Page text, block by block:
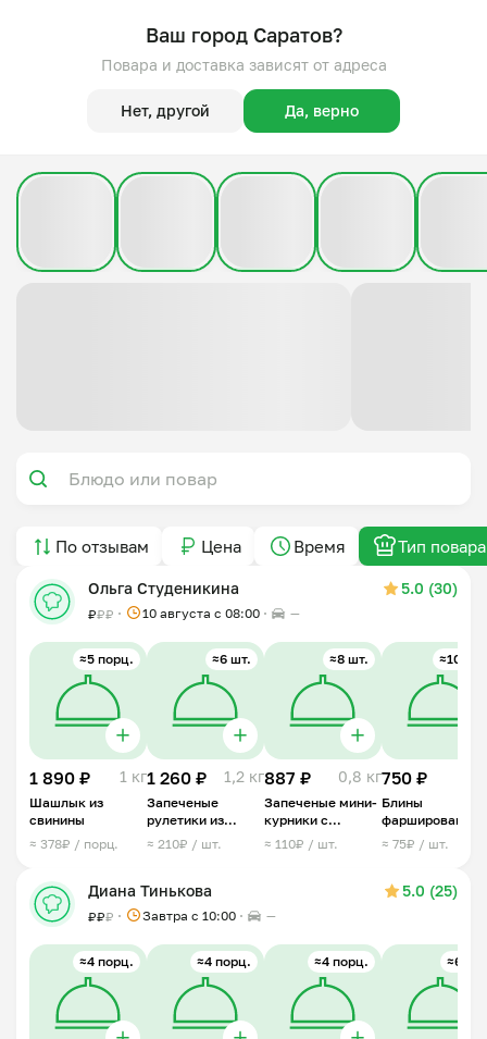
Ваш город Саратов?
Повара и доставка зависят от адреса
Нет, другой Да, верно
По отзывам Цена Время Тип повара
Ольга Студеникина 5.0 (30)
₽₽₽ 10 августа с 08:00 —
≈5 порц.
1 890 ₽ 1 кг
Шашлык из
свинины
≈ 378₽ / порц.
≈6 шт.
1 260 ₽ 1,2 кг
Запеченые
рулетики из
свинины
≈ 210₽ / шт.
≈8 шт.
887 ₽ 0,8 кг
Запеченые мини-
курники с
курицей
≈ 110₽ / шт.
≈10 шт.
750 ₽
Блины
фаршированные
мясом
≈ 75₽ / шт.
Диана Тинькова 5.0 (25)
₽₽₽ Завтра c 10:00 —
≈4 порц. ≈4 порц. ≈4 порц. ≈6 шт.